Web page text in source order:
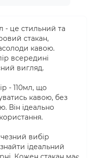
- це стильний та
стакан,
кавою.
всередині
вигляд.
- 110мл, що
кавою, без
Він ідеально
вибір
ідеальний